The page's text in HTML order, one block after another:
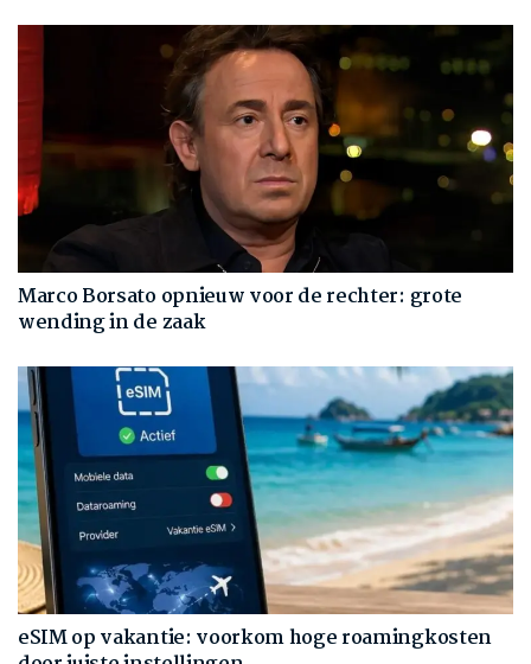
Marco Borsato opnieuw voor de rechter: grote
wending in de zaak
eSIM op vakantie: voorkom hoge roamingkosten